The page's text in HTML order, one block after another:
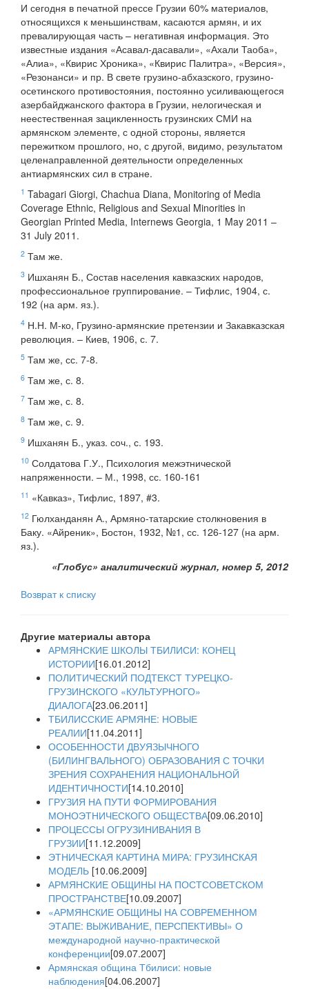
И сегодня в печатной прессе Грузии 60% материалов,
относящихся к меньшинствам, касаются армян, и их
превалирующая часть – негативная информация. Это
известные издания «Асавал-дасавали», «Ахали Таоба»,
«Алиа», «Квирис Хроника», «Квирис Палитра», «Версия»,
«Резонанси» и пр. В свете грузино-абхазского, грузино-
осетинского противостояния, постоянно усиливающегося
азербайджанского фактора в Грузии, нелогическая и
неестественная зацикленность грузинских СМИ на
армянском элементе, с одной стороны, является
пережитком прошлого, но, с другой, видимо, результатом
целенаправленной деятельности определенных
антиармянских сил в стране.
1 Tabagari Giorgi, Chachua Diana, Monitoring of Media
Coverage Ethnic, Religious and Sexual Minorities in
Georgian Printed Media, Internews Georgia, 1 May 2011 –
31 July 2011.
2 Там же.
3 Ишханян Б., Состав населения кавказских народов,
профессиональное группирование. – Тифлис, 1904, с.
192 (на арм. яз.).
4 Н.Н. М-ко, Грузино-армянские претензии и Закавказская
революция. – Киев, 1906, с. 7.
5 Там же, сс. 7-8.
6 Там же, с. 8.
7 Там же, с. 8.
8 Там же, с. 9.
9 Ишханян Б., указ. соч., с. 193.
10 Солдатова Г.У., Психология межэтнической
напряженности. – М., 1998, сс. 160-161
11 «Кавказ», Тифлис, 1897, #3.
12 Гюлханданян А., Армяно-татарские столкновения в
Баку. «Айреник», Бостон, 1932, №1, сс. 126-127 (на арм.
яз.).
«Глобус» аналитический журнал, номер 5, 2012
Возврат к списку
Другие материалы автора
АРМЯНСКИЕ ШКОЛЫ ТБИЛИСИ: КОНЕЦ
ИСТОРИИ[16.01.2012]
ПОЛИТИЧЕСКИЙ ПОДТЕКСТ ТУРЕЦКО-
ГРУЗИНСКОГО «КУЛЬТУРНОГО»
ДИАЛОГА[23.06.2011]
ТБИЛИССКИЕ АРМЯНЕ: НОВЫЕ
РЕАЛИИ[11.04.2011]
ОСОБЕННОСТИ ДВУЯЗЫЧНОГО
(БИЛИНГВАЛЬНОГО) ОБРАЗОВАНИЯ С ТОЧКИ
ЗРЕНИЯ СОХРАНЕНИЯ НАЦИОНАЛЬНОЙ
ИДЕНТИЧНОСТИ[14.10.2010]
ГРУЗИЯ НА ПУТИ ФОРМИРОВАНИЯ
МОНОЭТНИЧЕСКОГО ОБЩЕСТВА[09.06.2010]
ПРОЦЕССЫ ОГРУЗИНИВАНИЯ В
ГРУЗИИ[11.12.2009]
ЭТНИЧЕСКАЯ КАРТИНА МИРА: ГРУЗИНСКАЯ
МОДЕЛЬ [10.06.2009]
АРМЯНСКИЕ ОБЩИНЫ НА ПОСТСОВЕТСКОМ
ПРОСТРАНСТВЕ[10.09.2007]
«АРМЯНСКИЕ ОБЩИНЫ НА СОВРЕМЕННОМ
ЭТАПЕ: ВЫЖИВАНИЕ, ПЕРСПЕКТИВЫ» О
международной научно-практической
конференции[09.07.2007]
Армянская община Тбилиси: новые
наблюдения[04.06.2007]